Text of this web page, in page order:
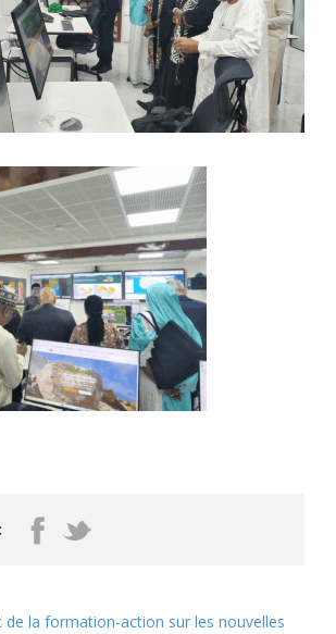
de la formation-action sur les nouvelles